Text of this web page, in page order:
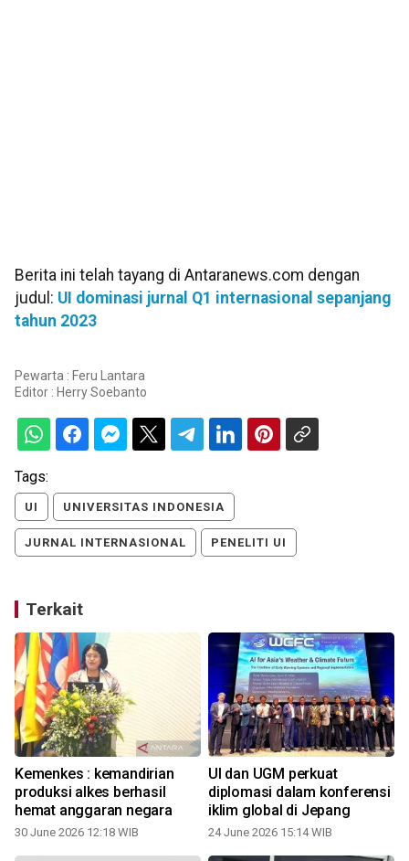
Berita ini telah tayang di Antaranews.com dengan
judul: UI dominasi jurnal Q1 internasional sepanjang
tahun 2023
Pewarta : Feru Lantara
Editor : Herry Soebanto
Tags:
UI UNIVERSITAS INDONESIA
JURNAL INTERNASIONAL PENELITI UI
Terkait
Kemenkes : kemandirian
produksi alkes berhasil
hemat anggaran negara
30 June 2026 12:18 WIB
UI dan UGM perkuat
diplomasi dalam konferensi
iklim global di Jepang
24 June 2026 15:14 WIB